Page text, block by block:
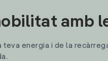
amb
energia i de la